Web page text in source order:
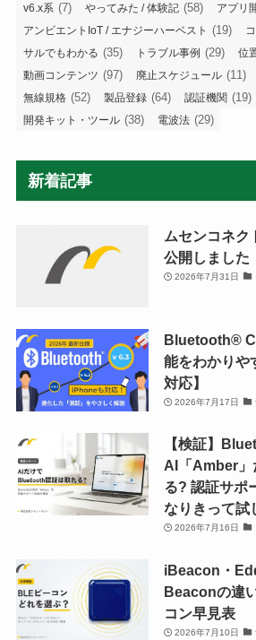
v6.x系 (7) やってみた / 体験記 (58) アプリ
アンビエントIoT / エナジーハーベスト (19)
サルでもわかる (35) トラブル事例 (29) 位
動画コンテンツ (97) 廃止スケジュール (11)
無線規格 (52) 製品登録 (64) 認証機関 (19)
開発キット・ツール (38) 電波法 (29)
新着記事
ムセンコネク
公開しました
2026年7月31日
Bluetooth®︎
能をわかりや
対応】
2026年7月17日
【検証】
AI「Amber」
る? 認証サポ
なりきって試
2026年7月16日
iBeacon・
Beaconの違
コン早見表
2026年7月10日